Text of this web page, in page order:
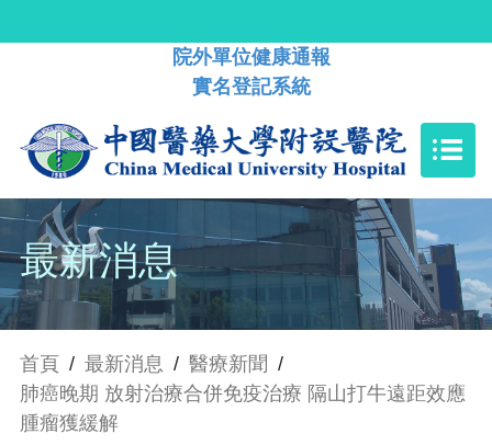
院外單位健康通報
實名登記系統
最新消息
首頁 / 最新消息 / 醫療新聞 /
肺癌晚期 放射治療合併免疫治療 隔山打牛遠距效應
腫瘤獲緩解